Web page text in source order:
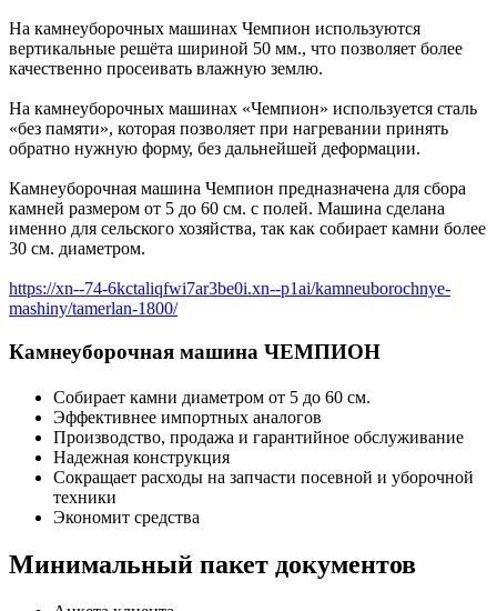
На камнеуборочных машинах Чемпион используются
вертикальные решёта шириной 50 мм., что позволяет более
качественно просеивать влажную землю.
На камнеуборочных машинах «Чемпион» используется сталь
«без памяти», которая позволяет при нагревании принять
обратно нужную форму, без дальнейшей деформации.
Камнеуборочная машина Чемпион предназначена для сбора
камней размером от 5 до 60 см. с полей. Машина сделана
именно для сельского хозяйства, так как собирает камни более
30 см. диаметром.
https://xn--74-6kctaliqfwi7ar3be0i.xn--p1ai/kamneuborochnye-
mashiny/tamerlan-1800/
Камнеуборочная машина ЧЕМПИОН
Собирает камни диаметром от 5 до 60 см.
Эффективнее импортных аналогов
Производство, продажа и гарантийное обслуживание
Надежная конструкция
Сокращает расходы на запчасти посевной и уборочной
техники
Экономит средства
Минимальный пакет документов